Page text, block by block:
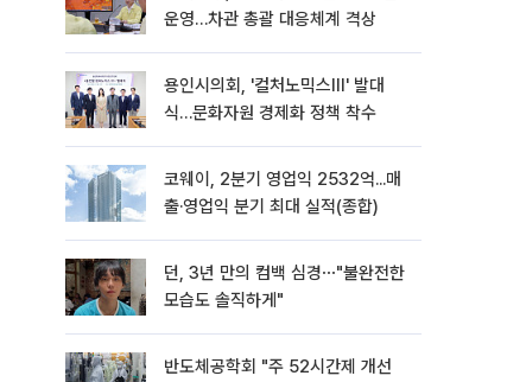
운영…차관 총괄 대응체계 격상
용인시의회, '컬처노믹스Ⅲ' 발대
식…문화자원 경제화 정책 착수
코웨이, 2분기 영업익 2532억...매
출·영업익 분기 최대 실적(종합)
던, 3년 만의 컴백 심경⋯"불완전한
모습도 솔직하게"
반도체공학회 "주 52시간제 개선